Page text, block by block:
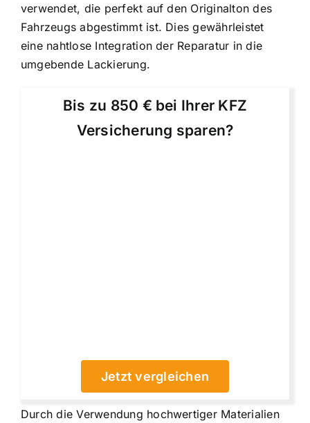
verwendet, die perfekt auf den Originalton des
Fahrzeugs abgestimmt ist. Dies gewährleistet
eine nahtlose Integration der Reparatur in die
umgebende Lackierung.
Bis zu 850 € bei Ihrer KFZ
Versicherung sparen?
Jetzt vergleichen
Durch die Verwendung hochwertiger Materialien